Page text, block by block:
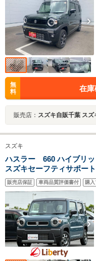
無
料
在
販売店： スズキ自販千葉 ス
スズキ
ハスラー 660 ハイブリ
スズキセーフティサポー
ロール LEDヘッドライト
アイドリングストップ 前
スイッチ
販売店保証 車両品質評価書付 購